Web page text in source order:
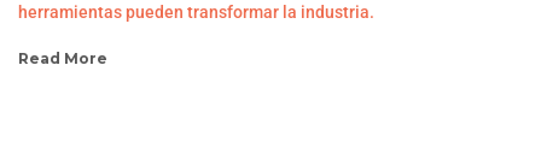
herramientas pueden transformar la industria.
Read More